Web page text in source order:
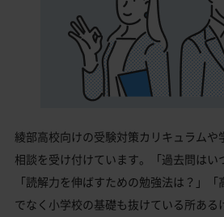
綾部高校向けの受験対策カリキュラムや
相談を受け付けています。「過去問はい
「読解力を伸ばすための勉強法は？」
でなく小学校の基礎も抜けている所ある